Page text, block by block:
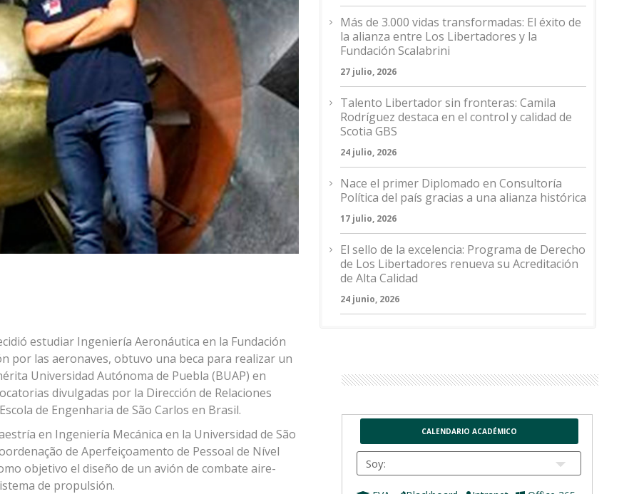
estudiar Ingeniería Aeronáutica en la Fundación
por las aeronaves, obtuvo una beca para realizar un
Universidad Autónoma de Puebla (BUAP) en
divulgadas por la Dirección de Relaciones
de Engenharia de São Carlos en Brasil.
en Ingeniería Mecánica en la Universidad de São
de Aperfeiçoamento de Pessoal de Nível
objetivo el diseño de un avión de combate aire-
de propulsión.
Más de 3.000 vidas transformadas: El éxito de
la alianza entre Los Libertadores y la
Fundación Scalabrini
27 julio, 2026
Talento Libertador sin fronteras: Camila
Rodríguez destaca en el control y calidad de
Scotia GBS
24 julio, 2026
Nace el primer Diplomado en Consultoría
Política del país gracias a una alianza histórica
17 julio, 2026
El sello de la excelencia: Programa de Derecho
de Los Libertadores renueva su Acreditación
de Alta Calidad
24 junio, 2026